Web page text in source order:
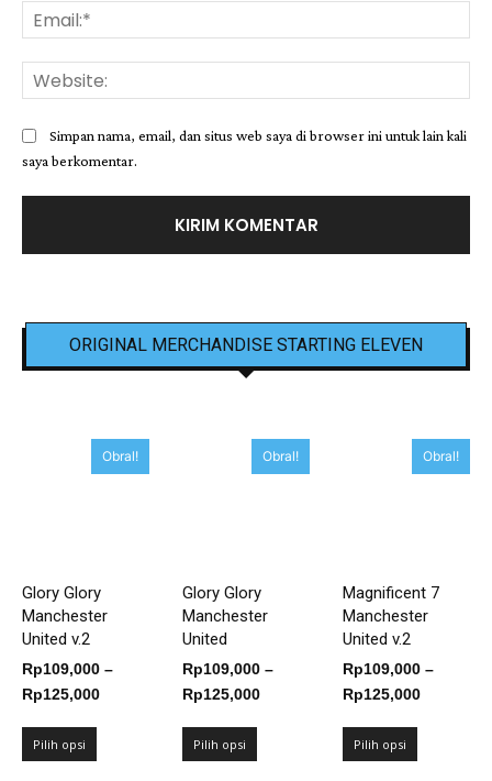
Simpan nama, email, dan situs web saya di browser ini untuk lain kali
saya berkomentar.
ORIGINAL MERCHANDISE STARTING ELEVEN
Obral!
Glory Glory
Manchester
United v.2
Rp109,000 –
Rp125,000Rentang
Pilih opsi
Obral!
Glory Glory
Manchester
United
Rp109,000 –
Rp125,000Rentang
Pilih opsi
Obral!
Magnificent 7
Manchester
United v.2
Rp109,000 –
Rp125,000Rentang
Pilih opsi